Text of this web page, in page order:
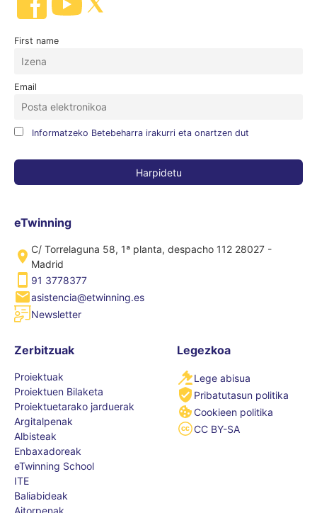
First name
Email
Informatzeko Betebeharra irakurri eta onartzen dut
eTwinning
C/ Torrelaguna 58, 1ª planta, despacho 112 28027 -
Madrid
91 3778377
asistencia@etwinning.es
Newsletter
Zerbitzuak
Proiektuak
Proiektuen Bilaketa
Proiektuetarako jarduerak
Argitalpenak
Albisteak
Enbaxadoreak
eTwinning School
ITE
Baliabideak
Legezkoa
Lege abisua
Pribatutasun politika
Cookieen politika
CC BY-SA